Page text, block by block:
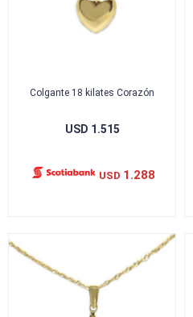
Colgante 18 kilates Corazón
USD 1.515
USD 1.288